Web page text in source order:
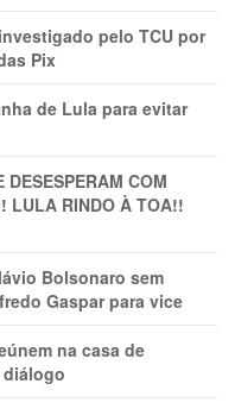
pelo TCU por
Pix
de Lula para evitar
COM
LULA RINDO À TOA!!
Bolsonaro sem
Gaspar para vice
na casa de
diálogo